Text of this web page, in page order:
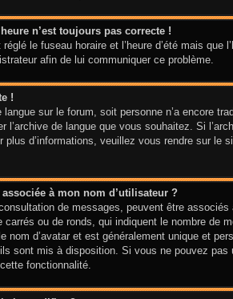
n’est toujours pas correcte !
le fuseau horaire et l’heure d’été mais que
afin de lui communiquer ce problème.
!
langue sur le forum, soit personne n’a encore
l’archive de langue que vous souhaitez. Si
plus d’informations, veuillez vous rendre sur
à mon nom d’utilisateur ?
de messages, peuvent être
carrés ou de ronds, qui indiquent le nombre
d’avatar et est généralement unique et
sont mis à disposition. Si vous ne pouvez
fonctionnalité.